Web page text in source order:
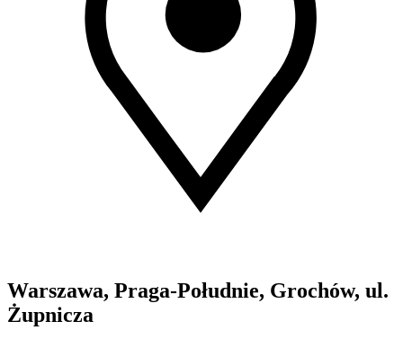
Warszawa, Praga-Południe, Grochów, ul.
Żupnicza